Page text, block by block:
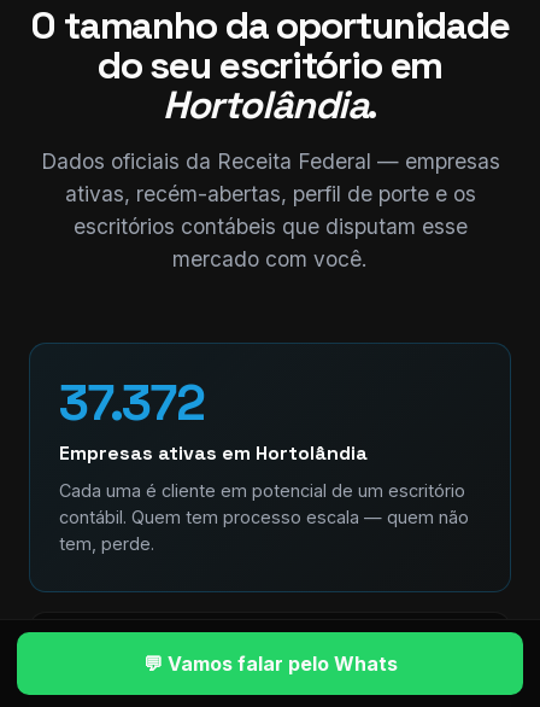
O tamanho da oportunidade
do seu escritório em
Hortolândia.
Dados oficiais da Receita Federal — empresas
ativas, recém-abertas, perfil de porte e os
escritórios contábeis que disputam esse
mercado com você.
37.372
Empresas ativas em Hortolândia
Cada uma é cliente em potencial de um escritório
contábil. Quem tem processo escala — quem não
tem, perde.
+5.103💬 Vamos falar pelo Whats